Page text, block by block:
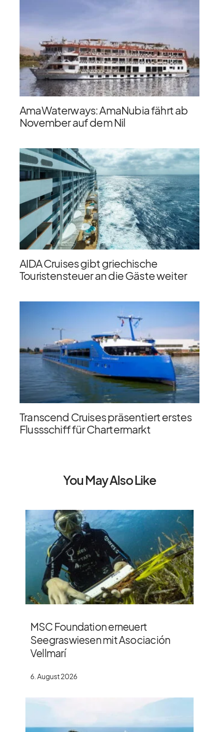
AmaWaterways: AmaNubia fährt ab
November auf dem Nil
AIDA Cruises gibt griechische
Touristensteuer an die Gäste weiter
Transcend Cruises präsentiert erstes
Flussschiff für Chartermarkt
You May Also Like
MSC Foundation erneuert
Seegraswiesen mit Asociación
Vellmarí
6. August 2026